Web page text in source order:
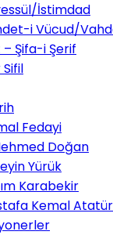
İstimdad
i Vücud/
– Şifa-i Şerif
Fedayi
Doğan
Yürük
Karabekir
Kemal